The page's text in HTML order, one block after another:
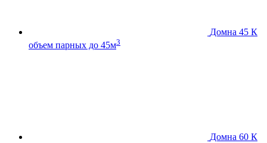
Домна 45 К
объем парных до 45м3
Домна 60 К